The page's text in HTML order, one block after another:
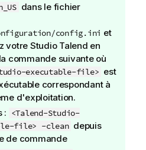
dans le fichier
config.ini et
votre Studio Talend en
commande suivante où
executable-file> est
correspondant à
d'exploitation.
: <Talend-Studio-
file> -clean depuis
de commande